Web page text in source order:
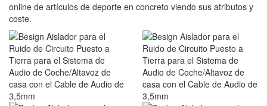
online de artículos de deporte en concreto viendo sus atributos y
coste.